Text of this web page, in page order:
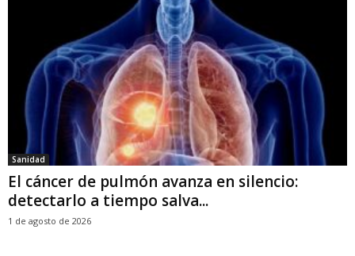
Sanidad
El cáncer de pulmón avanza en silencio:
detectarlo a tiempo salva...
1 de agosto de 2026